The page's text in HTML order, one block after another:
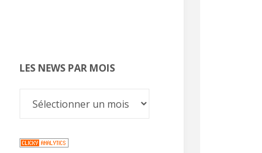
LES NEWS PAR MOIS